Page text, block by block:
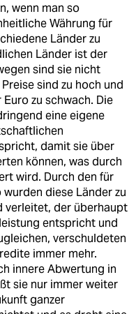
wenn man so
Währung für
Länder zu
Länder ist der
sind sie nicht
sind zu hoch und
zu schwach. Die
eine eigene
damit sie über
können, was durch
wird. Durch den für
diese Länder zu
verleitet, der überhaupt
entspricht und
verschuldeten
immer mehr.
innere Abwertung in
sie nur immer weiter
ganzer